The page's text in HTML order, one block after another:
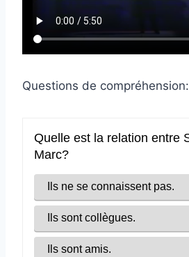
Questions de compréhension: